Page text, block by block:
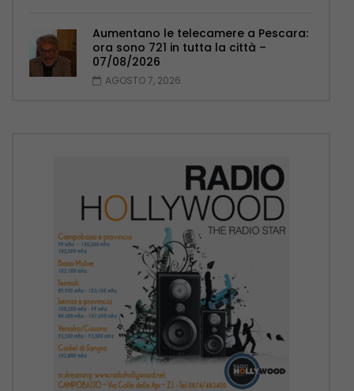
Aumentano le telecamere a Pescara:
ora sono 721 in tutta la città –
07/08/2026
AGOSTO 7, 2026